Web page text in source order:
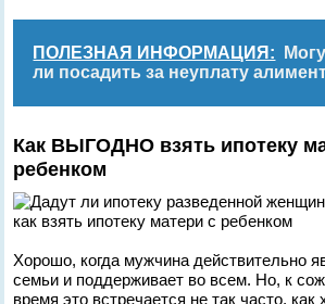
ПОЛЕЗНАЯ ИНФОРМАЦИЯ:
ли посадить за неуплату
Как ВЫГОДНО взять ипотеку
ребенком
как взять ипотеку матери с ребенком
Хорошо, когда мужчина действительно
семьи и поддерживает во всем. Но, к
время это встречается не так часто,